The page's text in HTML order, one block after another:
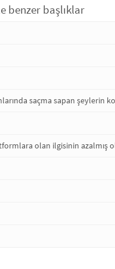
benzer başlıklar
saçma sapan şeylerin
olan ilgisinin azalmış